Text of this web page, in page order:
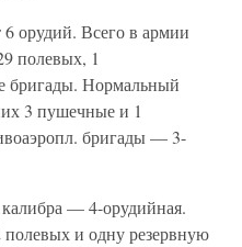
6 орудий. Всего в армии
полевых, 1
бригады. Нормальный
3 пушечные и 1
бригады — 3-
калибра — 4-орудийная.
полевых и одну резервную